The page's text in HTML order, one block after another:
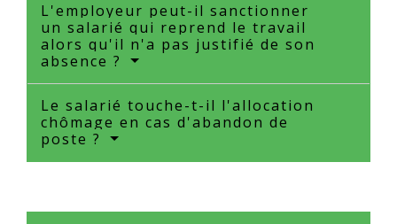
L'employeur peut-il sanctionner
un salarié qui reprend le travail
alors qu'il n'a pas justifié de son
absence ?
Le salarié touche-t-il l'allocation
chômage en cas d'abandon de
poste ?